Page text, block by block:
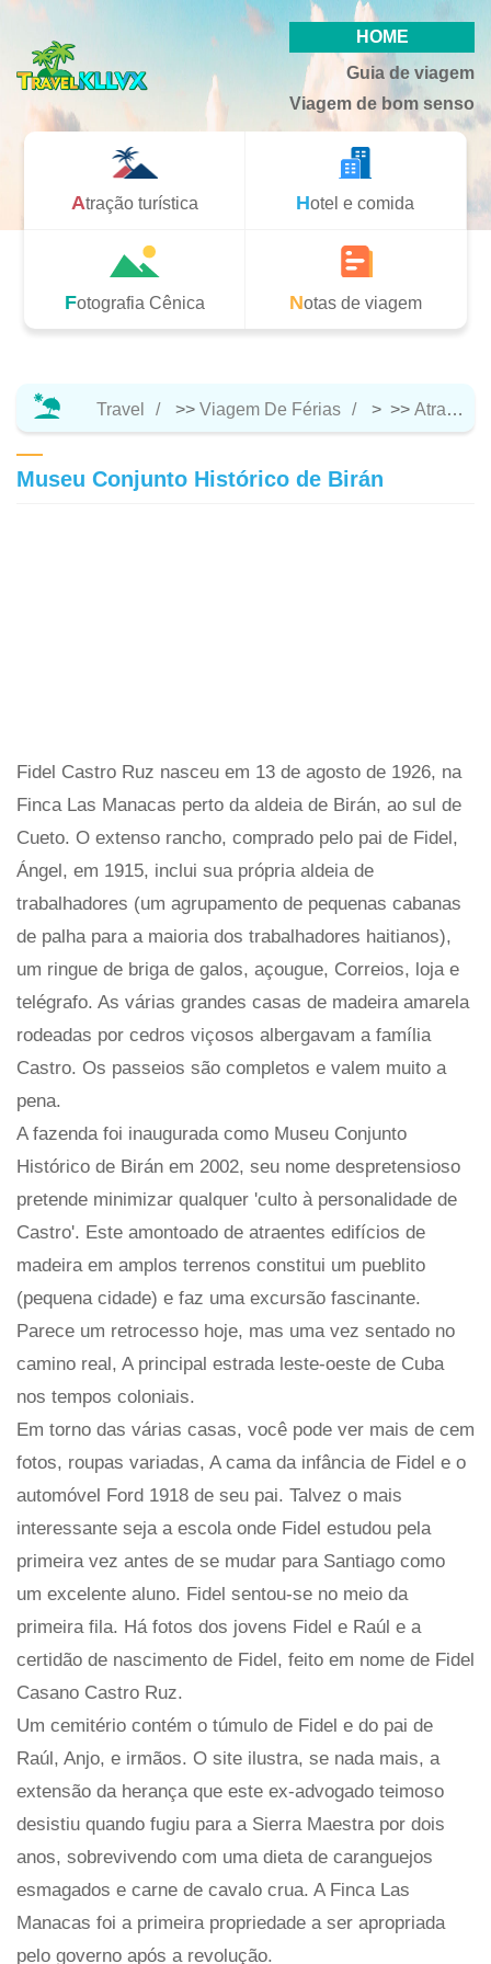
HOME
Guia de viagem
Viagem de bom senso
Atração turística Hotel e comida
Fotografia Cênica Notas de viagem
Travel >> Viagem De Férias > >> Atração Turística
Museu Conjunto Histórico de Birán
Fidel Castro Ruz nasceu em 13 de agosto de 1926, na
Finca Las Manacas perto da aldeia de Birán, ao sul de
Cueto. O extenso rancho, comprado pelo pai de Fidel,
Ángel, em 1915, inclui sua própria aldeia de
trabalhadores (um agrupamento de pequenas cabanas
de palha para a maioria dos trabalhadores haitianos),
um ringue de briga de galos, açougue, Correios, loja e
telégrafo. As várias grandes casas de madeira amarela
rodeadas por cedros viçosos albergavam a família
Castro. Os passeios são completos e valem muito a
pena.
A fazenda foi inaugurada como Museu Conjunto
Histórico de Birán em 2002, seu nome despretensioso
pretende minimizar qualquer 'culto à personalidade de
Castro'. Este amontoado de atraentes edifícios de
madeira em amplos terrenos constitui um pueblito
(pequena cidade) e faz uma excursão fascinante.
Parece um retrocesso hoje, mas uma vez sentado no
camino real, A principal estrada leste-oeste de Cuba
nos tempos coloniais.
Em torno das várias casas, você pode ver mais de cem
fotos, roupas variadas, A cama da infância de Fidel e o
automóvel Ford 1918 de seu pai. Talvez o mais
interessante seja a escola onde Fidel estudou pela
primeira vez antes de se mudar para Santiago como
um excelente aluno. Fidel sentou-se no meio da
primeira fila. Há fotos dos jovens Fidel e Raúl e a
certidão de nascimento de Fidel, feito em nome de Fidel
Casano Castro Ruz.
Um cemitério contém o túmulo de Fidel e do pai de
Raúl, Anjo, e irmãos. O site ilustra, se nada mais, a
extensão da herança que este ex-advogado teimoso
desistiu quando fugiu para a Sierra Maestra por dois
anos, sobrevivendo com uma dieta de caranguejos
esmagados e carne de cavalo crua. A Finca Las
Manacas foi a primeira propriedade a ser apropriada
pelo governo após a revolução.